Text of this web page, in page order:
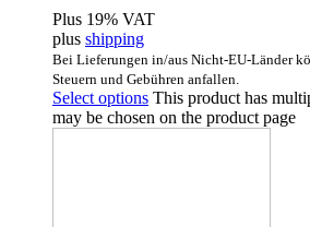
Plus 19% VAT
plus shipping
Bei Lieferungen in/aus Nicht-EU-Länder
Steuern und Gebühren anfallen.
Select options This product has
may be chosen on the product page